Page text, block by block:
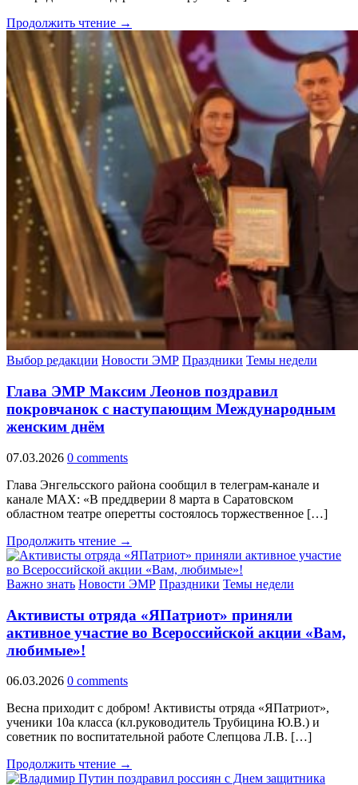
Продолжить чтение →
Выбор редакции Новости ЭМР Праздники Темы недели
Глава ЭМР Максим Леонов поздравил
покровчанок с наступающим Международным
женским днём
07.03.2026 0 comments
Глава Энгельсского района сообщил в телеграм-канале и
канале МАХ: «В преддверии 8 марта в Саратовском
областном театре оперетты состоялось торжественное […]
Продолжить чтение →
Важно знать Новости ЭМР Праздники Темы недели
Активисты отряда «ЯПатриот» приняли
активное участие во Всероссийской акции «Вам,
любимые»!
06.03.2026 0 comments
Весна приходит с добром! Активисты отряда «ЯПатриот»,
ученики 10а класса (кл.руководитель Трубицина Ю.В.) и
советник по воспитательной работе Слепцова Л.В. […]
Продолжить чтение →